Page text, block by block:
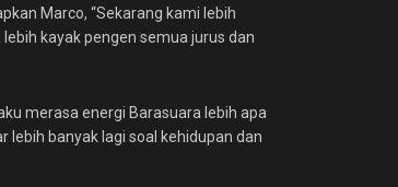
Marco, “Sekarang kami lebih
kayak pengen semua jurus dan
merasa energi Barasuara lebih apa
lebih banyak lagi soal kehidupan dan